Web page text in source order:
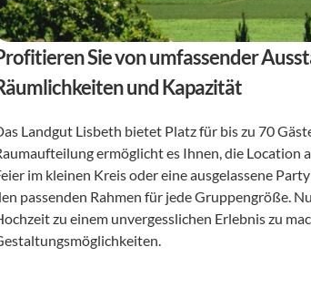
Sie von umfassender
und Kapazität
Landgut Lisbeth bietet Platz für bis zu 70
ermöglicht es Ihnen, die Location
im kleinen Kreis oder eine ausgelassene
passenden Rahmen für jede Gruppengröße.
zu einem unvergesslichen Erlebnis zu